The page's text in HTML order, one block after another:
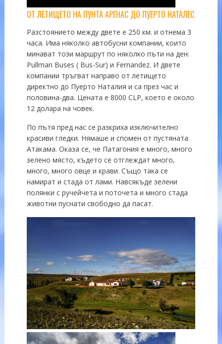
ОТ ЛЕТИЩЕТО НА ПУНТА АРЕНАС ДО ПУЕРТО НАТАЛЕС
Разстоянието между двете е 250 км. и отнема 3
часа. Има няколко автобусни компании, които
минават този маршрут по няколко пъти на ден:
Pullman Buses ( Bus-Sur) и Fernandez. И двете
компании тръгват направо от летището
директно до Пуерто Наталия и са през час и
половина-два. Цената е 8000 CLP, което е около
12 долара на човек.
По пътя пред нас се разкриха изключително
красиви гледки. Нямаше и спомен от пустяната
Атакама. Оказа се, че Патагония е много, много
зелено място, където се отглеждат много,
много, много овце и крави. Също така се
намират и стада от лами. Навсякъде зелени
полянки с ручейчета и поточета и много стада
животни пуснати свободно да пасат.